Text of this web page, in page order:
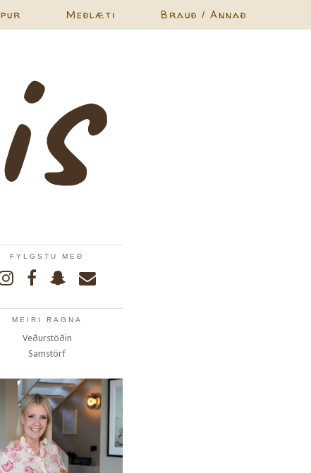
Meðlæti Brauð / Annað
FYLGSTU MEÐ
MEIRI RAGNA
Veðurstöðin
Samstörf